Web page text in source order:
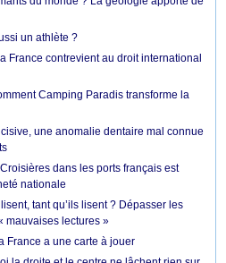
un athlète ?
France contrevient au droit international
Camping Paradis transforme la
une anomalie dentaire mal connue
dans les ports français est
nationale
tant qu’ils lisent ? Dépasser les
mauvaises lectures »
France a une carte à jouer